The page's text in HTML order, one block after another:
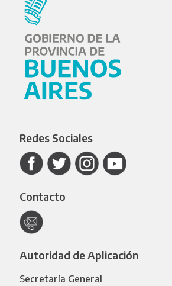
Redes Sociales
Contacto
Autoridad de Aplicación
Secretaría General